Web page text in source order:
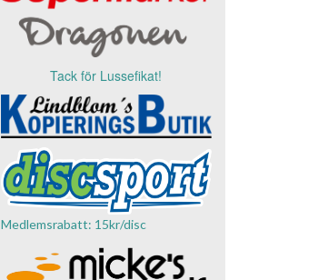
Tack för Lussefikat!
Medlemsrabatt: 15kr/disc